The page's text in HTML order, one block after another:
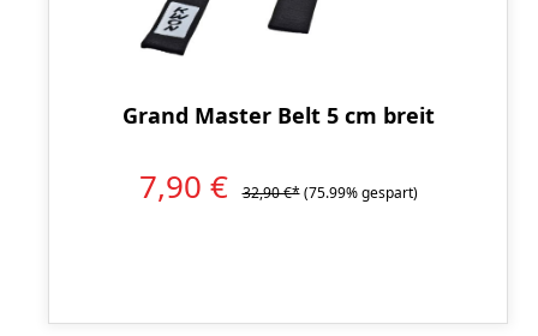
Grand Master Belt 5 cm breit
7,90 € 32,90 €* (75.99% gespart)